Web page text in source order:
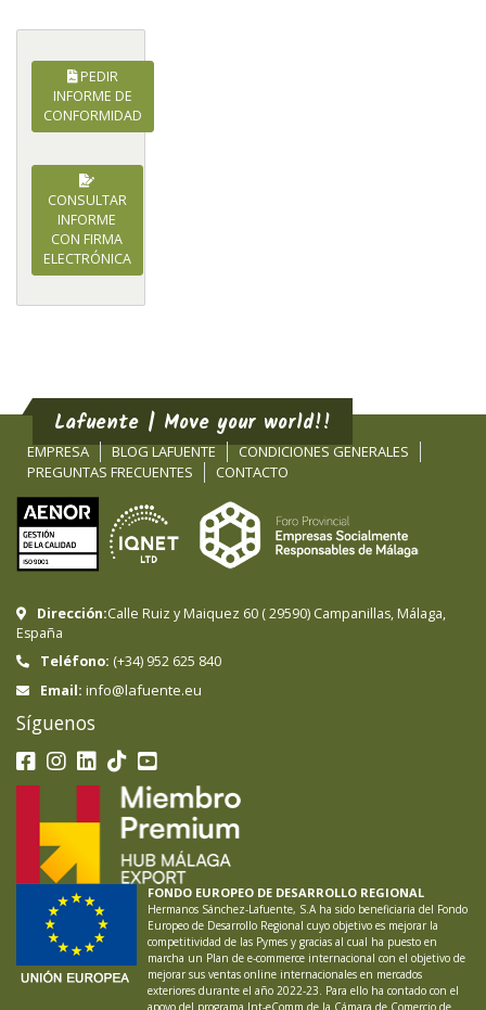
PEDIR
INFORME DE
CONFORMIDAD
CONSULTAR
INFORME
CON FIRMA
ELECTRÓNICA
Lafuente | Move your world!!
EMPRESA BLOG LAFUENTE
CONDICIONES GENERALES
PREGUNTAS FRECUENTES
CONTACTO
Dirección:Calle Ruiz y Maiquez 60 (29590) Campanillas, Málaga,
España
Teléfono: (+34) 952 625 840
Email: info@lafuente.eu
Síguenos
FONDO EUROPEO DE DESARROLLO REGIONAL
Hermanos Sánchez-Lafuente, S.A ha sido beneficiaria del Fondo
Europeo de Desarrollo Regional cuyo objetivo es mejorar la
competitividad de las Pymes y gracias al cual ha puesto en
marcha un Plan de e-commerce internacional con el objetivo de
mejorar sus ventas online internacionales en mercados
exteriores durante el año 2022-23. Para ello ha contado con el
apoyo del programa Int-eComm de la Cámara de Comercio de